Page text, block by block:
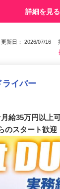
詳細を見る
更新日： 2026/07/16
ライバー
給35万円以上
のスタート歓迎